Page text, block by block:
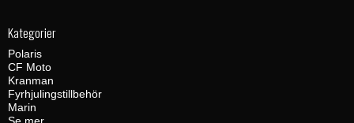
Kategorier
Polaris
CF Moto
Kranman
Fyrhjulingstillbehör
Marin